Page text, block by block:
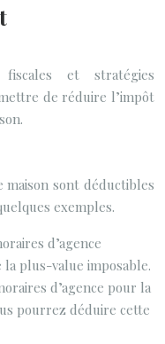
et stratégies
de réduire l’impôt
sont déductibles
exemples.
d’agence
plus-value imposable.
d’agence pour la
pourrez déduire cette